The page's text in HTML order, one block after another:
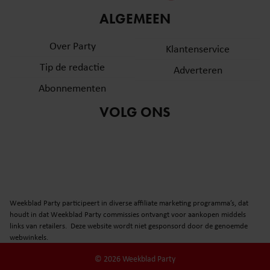
partners voor social media, adverteren en analyse. Deze
informatie die u aan ze heeft verstrekt of die ze hebben
verzameld op basis van uw gebruik van hun services. U
gebruiken.
ALGEMEEN
Over Party
Tip de redactie
Abonnementen
Klantenservice
Adverteren
VOLG ONS
Weekblad Party participeert in diverse affiliate marketing programma’s, dat
houdt in dat Weekblad Party commissies ontvangt voor aankopen middels
links van retailers. Deze website wordt niet gesponsord door de genoemde
webwinkels.
© 2026 Weekblad Party